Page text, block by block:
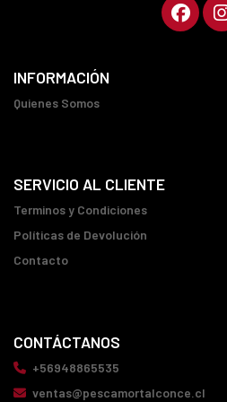
INFORMACIÓN
Quienes Somos
SERVICIO AL CLIENTE
Terminos y Condiciones
Políticas de Devolución
Contacto
CONTÁCTANOS
+56948865535
ventas@pescamortalconce.cl